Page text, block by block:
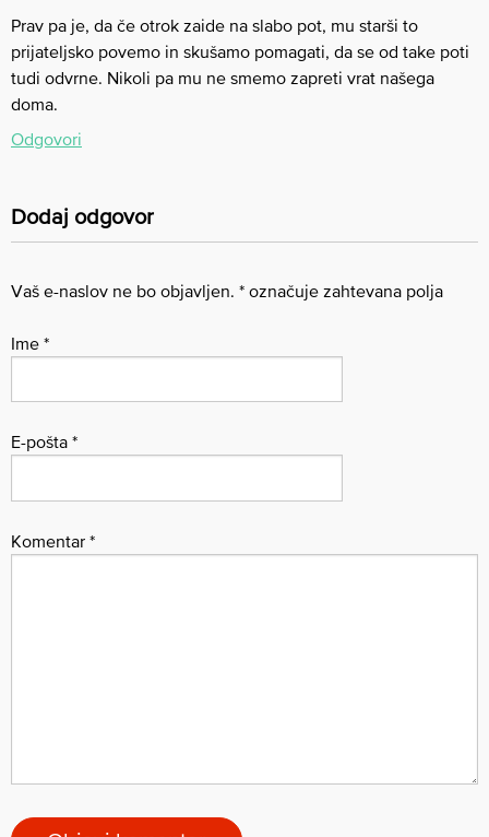
Prav pa je, da če otrok zaide na slabo pot, mu starši to
prijateljsko povemo in skušamo pomagati, da se od take poti
tudi odvrne. Nikoli pa mu ne smemo zapreti vrat našega
doma.
Odgovori
Dodaj odgovor
Vaš e-naslov ne bo objavljen. * označuje zahtevana polja
Ime *
E-pošta *
Komentar *